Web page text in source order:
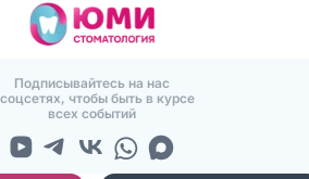
Подписывайтесь на нас
чтобы быть в курсе
всех событий